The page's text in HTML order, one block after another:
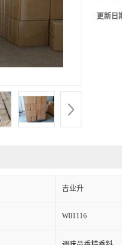
更新日
吉业升
W01116